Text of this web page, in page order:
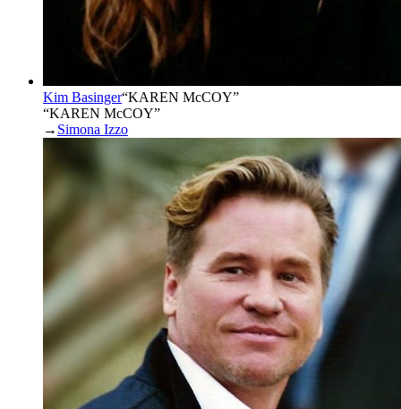
Kim Basinger“KAREN McCOY”
“KAREN McCOY”
→ Simona Izzo